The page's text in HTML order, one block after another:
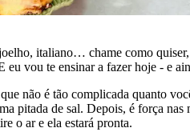
italiano… chame como
eu vou te ensinar a fazer hoje - e
não é tão complicada quanto
pitada de sal. Depois, é força
o ar e ela estará pronta.